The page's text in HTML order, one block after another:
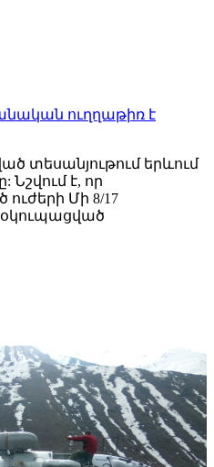
ուղղաթիռ է
տեսանյութում երևում
Նշվում է, որ
Մի 8/17
օկուպացված